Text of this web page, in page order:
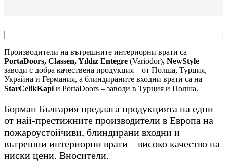
Производители на вътрешните интериорни врати са
PortaDoors, Classen, Yıldız Entegre (Variodor), NewStyle –
заводи с добра качествена продукция – от Полша, Турция,
Украйна и Германия, а блиндираните входни врати са на
StarCelikKapi и PortaDoors – заводи в Турция и Полша.
Борман България предлага продукцията на едни
от най-престижните производители в Европа на
пожароустойчиви, блиндирани входни и
вътрешни интериорни врати – високо качество на
ниски цени. Вносители.